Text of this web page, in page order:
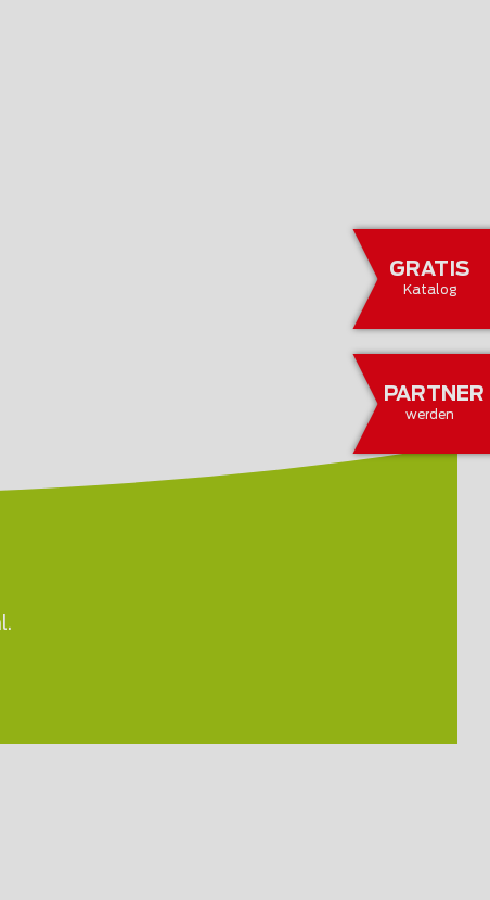
GRATIS
Katalog
PARTNER
werden